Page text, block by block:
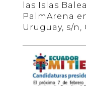
las Islas
PalmArena
Uruguay, s/n,